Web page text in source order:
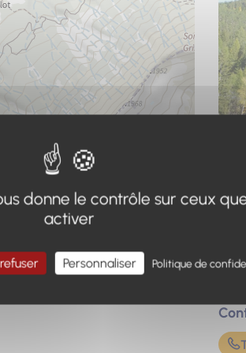
+
donne le contrôle sur ceux
activer
Personnaliser Politique de